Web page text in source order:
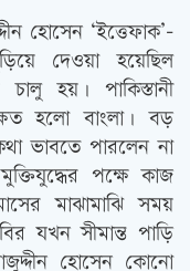
হোসেন ‘ইত্তেফাক’-
দেওয়া হয়েছিল
হয়। পাকিস্তানী
হলো বাংলা। বড়
ভাবতে পারলেন না
পক্ষে কাজ
মাঝামাঝি সময়
যখন সীমান্ত পাড়ি
হোসেন কোনো